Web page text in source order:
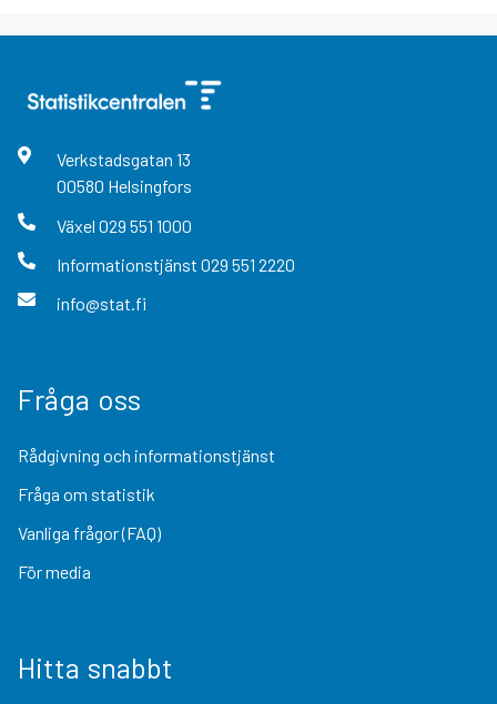
Verkstadsgatan 13
00580 Helsingfors
Växel 029 551 1000
Informationstjänst 029 551 2220
info@stat.fi
Fråga oss
Rådgivning och informationstjänst
Fråga om statistik
Vanliga frågor (FAQ)
För media
Hitta snabbt